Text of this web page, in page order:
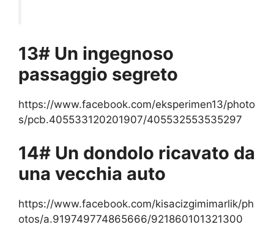
13# Un ingegnoso
passaggio segreto
https://www.facebook.com/eksperimen13/photo
s/pcb.405533120201907/405532553535297
14# Un dondolo ricavato da
una vecchia auto
https://www.facebook.com/kisacizgimimarlik/ph
otos/a.919749774865666/921860101321300